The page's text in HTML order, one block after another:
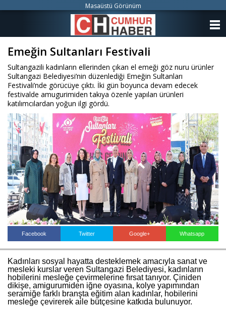
Emeğin Sultanları Festivali
Sultangazili kadınların ellerinden çıkan el emeği göz nuru ürünler
Sultangazi Belediyesi’nin düzenlediği Emeğin Sultanları
Festivali’nde görücüye çıktı. İki gün boyunca devam edecek
festivalde amugurimiden takıya özenle yapılan ürünleri
katılımcılardan yoğun ilgi gördü.
Facebook Twitter Google+ Whatsapp
Kadınları sosyal hayatta desteklemek amacıyla sanat ve
mesleki kurslar veren Sultangazi Belediyesi, kadınların
hobilerini mesleğe çevirmelerine fırsat tanıyor. Çiniden
dikişe, amigurumiden iğne oyasına, kolye yapımından
seramiğe farklı branşta eğitim alan kadınlar, hobilerini
mesleğe çevirerek aile bütçesine katkıda bulunuyor.
Masaüstü Görünüm
YAZARLAR
ANKETLER
FOTO GALERİ
VİDEO GALERİ
KÜNYE
Haberin Doğru Adresi.